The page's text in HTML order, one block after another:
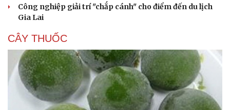
Công nghiệp giải trí "chắp cánh" cho điểm đến du lịch
Gia Lai
CÂY THUỐC